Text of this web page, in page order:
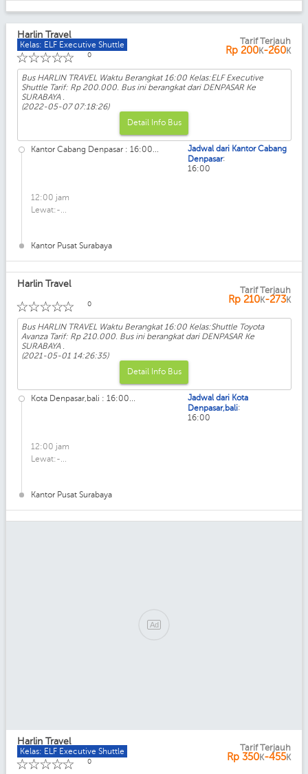
Harlin Travel
Kelas: ELF Executive Shuttle
☆
☆
☆
☆
☆ 0
Tarif Terjauh
Rp 200K-260K
Bus HARLIN TRAVEL Waktu Berangkat 16:00 Kelas:ELF Executive
Shuttle Tarif: Rp 200.000. Bus ini berangkat dari DENPASAR Ke
SURABAYA .
(2022-05-07 07:18:26)
Detail Info Bus
Kantor Cabang Denpasar : 16:00...
12:00 jam
Lewat:-...
Kantor Pusat Surabaya
Jadwal dari Kantor Cabang
Denpasar:
16:00
Harlin Travel
☆
☆
☆
☆
☆ 0
Tarif Terjauh
Rp 210K-273K
Bus HARLIN TRAVEL Waktu Berangkat 16:00 Kelas:Shuttle Toyota
Avanza Tarif: Rp 210.000. Bus ini berangkat dari DENPASAR Ke
SURABAYA .
(2021-05-01 14:26:35)
Detail Info Bus
Kota Denpasar,bali : 16:00...
12:00 jam
Lewat:-...
Kantor Pusat Surabaya
Jadwal dari Kota
Denpasar,bali:
16:00
Ad
Harlin Travel
Kelas: ELF Executive Shuttle
☆
☆
☆
☆
☆ 0
Tarif Terjauh
Rp 350K-455K